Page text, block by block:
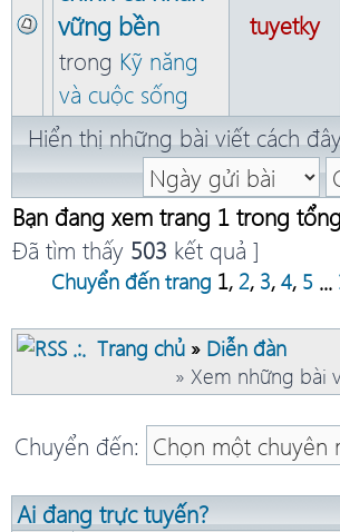
vững bền
trong Kỹ năng
và cuộc sống
tuyetky
Hiển thị những bài viết cách
Bạn đang xem trang 1 trong
Đã tìm thấy 503 kết quả ]
Chuyển đến trang 1, 2, 3, 4, 5 ...
Trang chủ » Diễn đàn
» Xem những bài
Chuyển đến:
Ai đang trực tuyến?